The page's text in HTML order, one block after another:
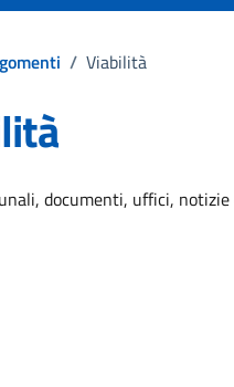
/ Viabilità
documenti, uffici,